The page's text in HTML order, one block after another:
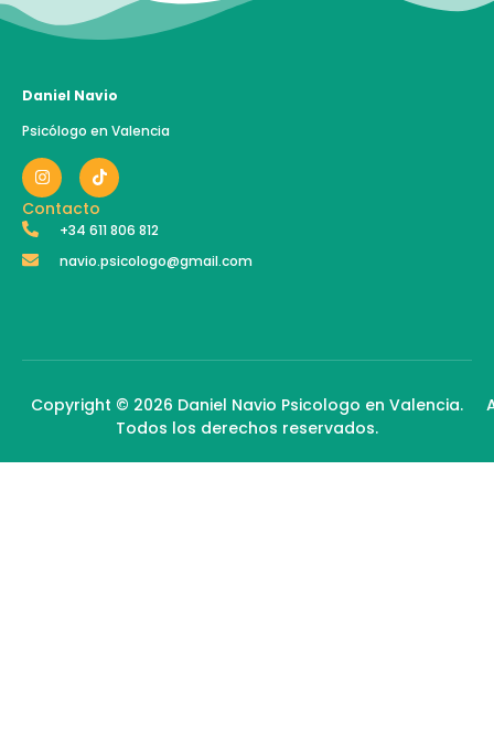
Daniel Navio
Psicólogo en Valencia
Contacto
+34 611 806 812
navio.psicologo@gmail.com
Copyright © 2026 Daniel Navio Psicologo en Valencia.
Todos los derechos reservados.